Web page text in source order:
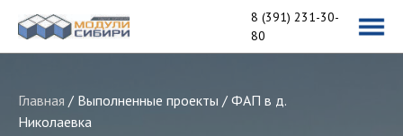
8 (391) 231-30-
80
и строительство
модульных зданий
Главная / Выполненные проекты / ФАП в д.
Николаевка